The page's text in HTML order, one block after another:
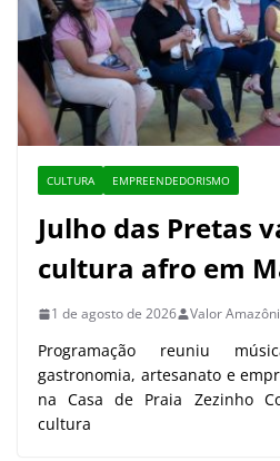
CULTURA EMPREENDEDORISMO
Julho das Pretas
cultura afro em
1 de agosto de 2026 Valor
Programação reuniu
gastronomia, artesanato e
na Casa de Praia Zezinho
cultura